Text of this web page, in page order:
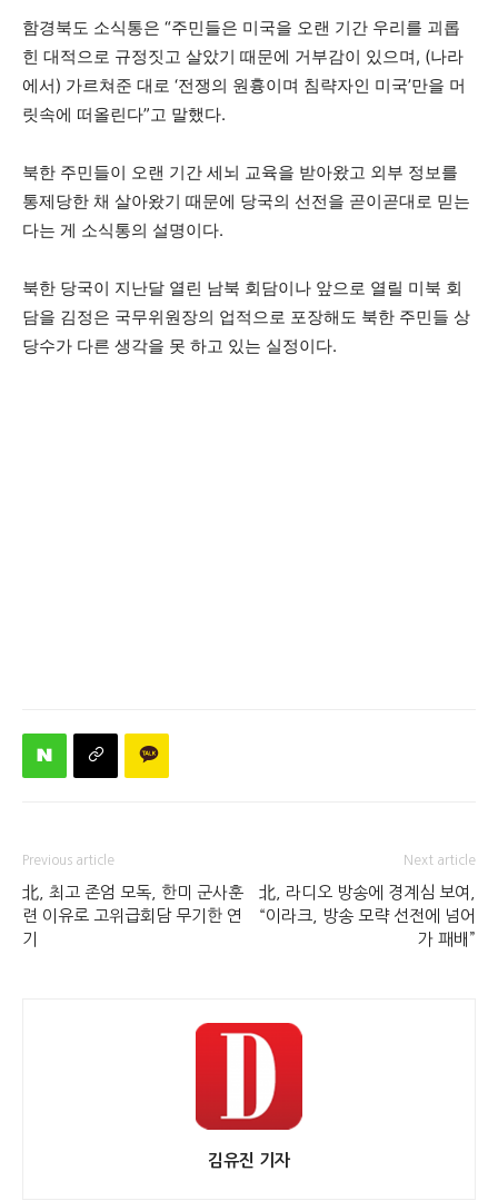
함경북도 소식통은 “주민들은 미국을 오랜 기간 우리를 괴롭
힌 대적으로 규정짓고 살았기 때문에 거부감이 있으며, (나라
에서) 가르쳐준 대로 ‘전쟁의 원흉이며 침략자인 미국’만을 머
릿속에 떠올린다”고 말했다.
북한 주민들이 오랜 기간 세뇌 교육을 받아왔고 외부 정보를
통제당한 채 살아왔기 때문에 당국의 선전을 곧이곧대로 믿는
다는 게 소식통의 설명이다.
북한 당국이 지난달 열린 남북 회담이나 앞으로 열릴 미북 회
담을 김정은 국무위원장의 업적으로 포장해도 북한 주민들 상
당수가 다른 생각을 못 하고 있는 실정이다.
Previous article
北, 최고 존엄 모독, 한미 군사훈
련 이유로 고위급회담 무기한 연
기
Next article
北, 라디오 방송에 경계심 보여,
“이라크, 방송 모략 선전에 넘어
가 패배”
김유진 기자